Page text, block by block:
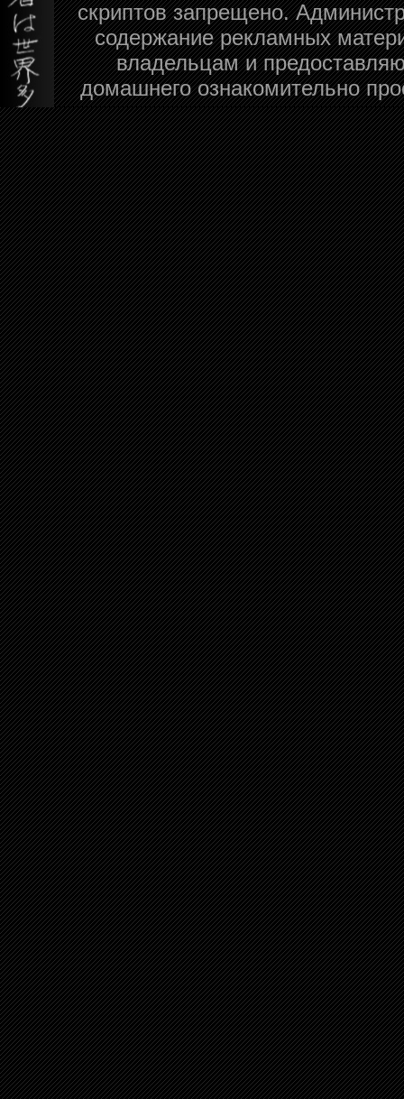
скриптов запрещено.
содержание рекламных
владельцам и
домашнего ознакомительно